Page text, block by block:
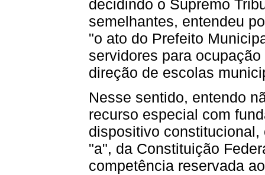
decidindo o Supremo
semelhantes, entendeu
"o ato do Prefeito
servidores para
direção de escolas
Nesse sentido, entendo
recurso especial com
dispositivo
"a", da Constituição
competência reservada